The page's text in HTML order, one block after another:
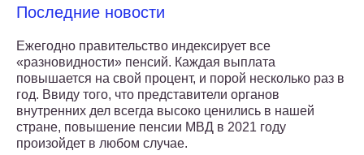
Последние новости
Ежегодно правительство индексирует все
«разновидности» пенсий. Каждая выплата
повышается на свой процент, и порой несколько раз в
год. Ввиду того, что представители органов
внутренних дел всегда высоко ценились в нашей
стране, повышение пенсии МВД в 2021 году
произойдет в любом случае.